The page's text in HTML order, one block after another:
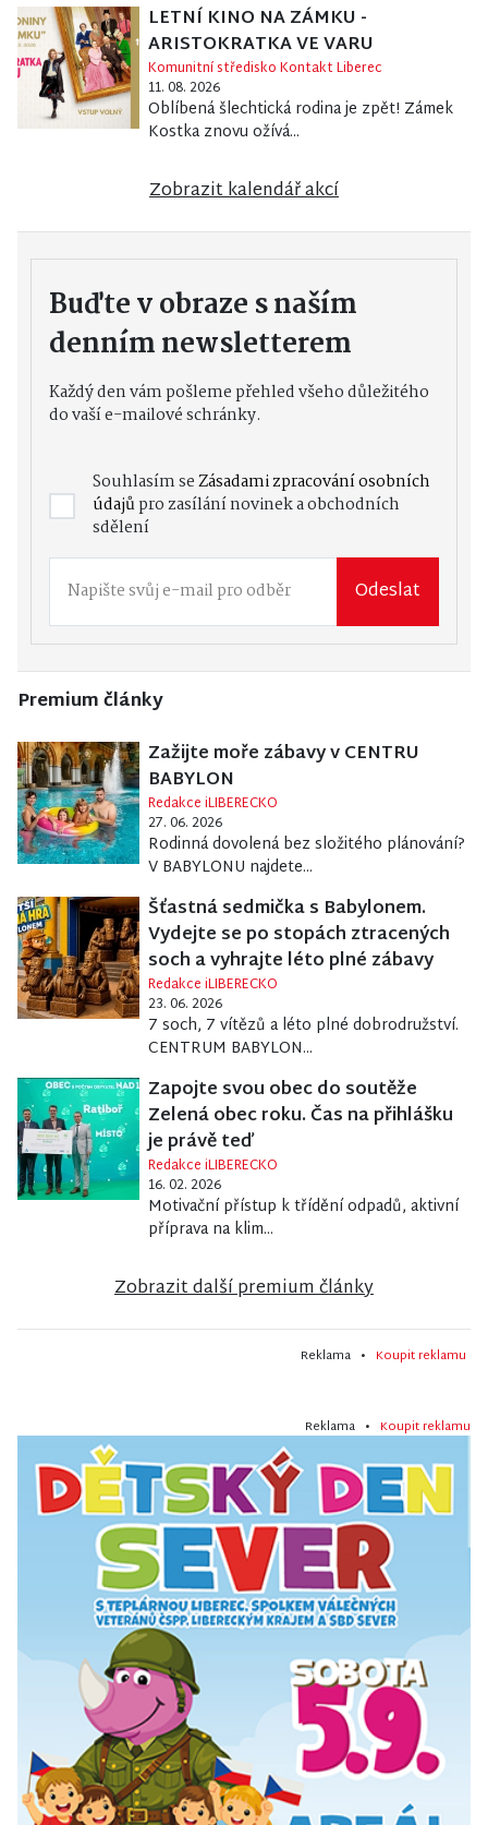
LETNÍ KINO NA ZÁMKU -
ARISTOKRATKA VE VARU
Komunitní středisko Kontakt Liberec
11. 08. 2026
Oblíbená šlechtická rodina je zpět! Zámek
Kostka znovu ožívá...
Zobrazit kalendář akcí
Buďte v obraze s naším
denním newsletterem
Každý den vám pošleme přehled všeho důležitého
do vaší e-mailové schránky.
Souhlasím seZásadami zpracování osobních
údajůpro zasílání novinek a obchodních
sdělení
Odeslat
Premium články
Zažijte moře zábavy v CENTRU
BABYLON
Redakce iLIBERECKO
27. 06. 2026
Rodinná dovolená bez složitého plánování?
V BABYLONU najdete...
Šťastná sedmička s Babylonem.
Vydejte se po stopách ztracených
soch a vyhrajte léto plné zábavy
Redakce iLIBERECKO
23. 06. 2026
7 soch, 7 vítězů a léto plné dobrodružství.
CENTRUM BABYLON...
Zapojte svou obec do soutěže
Zelená obec roku. Čas na přihlášku
je právě teď
Redakce iLIBERECKO
16. 02. 2026
Motivační přístup k třídění odpadů, aktivní
příprava na klim...
Zobrazit další premium články
Reklama • Koupit reklamu
Reklama • Koupit reklamu